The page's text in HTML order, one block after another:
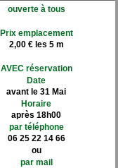
ouverte à tous
Prix emplacement
2,00 € les 5 m
AVEC réservation
Date
avant le 31 Mai
Horaire
après 18h00
par téléphone
06 25 22 14 66
ou
par mail